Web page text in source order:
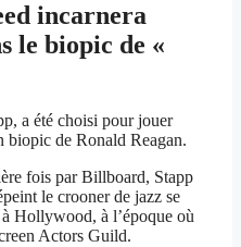
incarnera
le biopic de «
a été choisi pour jouer
biopic de Ronald Reagan.
fois par Billboard, Stapp
le crooner de jazz se
Hollywood, à l’époque où
Actors Guild.